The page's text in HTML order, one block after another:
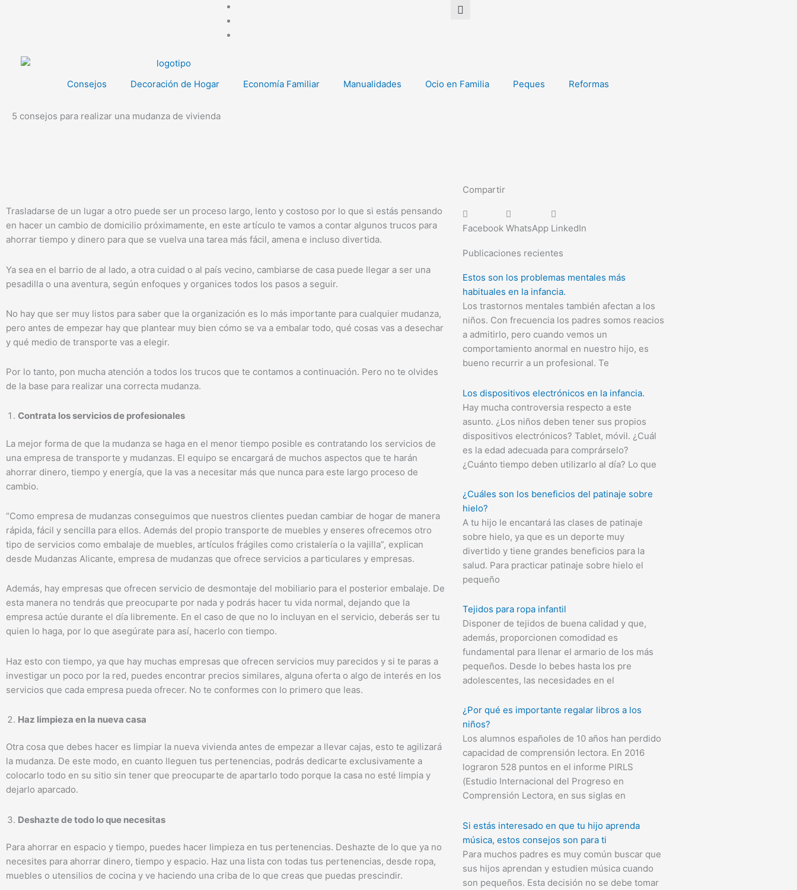
Consejos Decoración de Hogar Economía Familiar Manualidades Ocio en Familia Peques Reformas
5 consejos para realizar una mudanza de vivienda
Trasladarse de un lugar a otro puede ser un proceso largo, lento y costoso por lo que si estás pensando
en hacer un cambio de domicilio próximamente, en este artículo te vamos a contar algunos trucos para
ahorrar tiempo y dinero para que se vuelva una tarea más fácil, amena e incluso divertida.
Ya sea en el barrio de al lado, a otra cuidad o al país vecino, cambiarse de casa puede llegar a ser una
pesadilla o una aventura, según enfoques y organices todos los pasos a seguir.
No hay que ser muy listos para saber que la organización es lo más importante para cualquier mudanza,
pero antes de empezar hay que plantear muy bien cómo se va a embalar todo, qué cosas vas a desechar
y qué medio de transporte vas a elegir.
Por lo tanto, pon mucha atención a todos los trucos que te contamos a continuación. Pero no te olvides
de la base para realizar una correcta mudanza.
Contrata los servicios de profesionales
La mejor forma de que la mudanza se haga en el menor tiempo posible es contratando los servicios de
una empresa de transporte y mudanzas. El equipo se encargará de muchos aspectos que te harán
ahorrar dinero, tiempo y energía, que la vas a necesitar más que nunca para este largo proceso de
cambio.
“Como empresa de mudanzas conseguimos que nuestros clientes puedan cambiar de hogar de manera
rápida, fácil y sencilla para ellos. Además del propio transporte de muebles y enseres ofrecemos otro
tipo de servicios como embalaje de muebles, artículos frágiles como cristalería o la vajilla”, explican
desde Mudanzas Alicante, empresa de mudanzas que ofrece servicios a particulares y empresas.
Además, hay empresas que ofrecen servicio de desmontaje del mobiliario para el posterior embalaje. De
esta manera no tendrás que preocuparte por nada y podrás hacer tu vida normal, dejando que la
empresa actúe durante el día libremente. En el caso de que no lo incluyan en el servicio, deberás ser tu
quien lo haga, por lo que asegúrate para así, hacerlo con tiempo.
Haz esto con tiempo, ya que hay muchas empresas que ofrecen servicios muy parecidos y si te paras a
investigar un poco por la red, puedes encontrar precios similares, alguna oferta o algo de interés en los
servicios que cada empresa pueda ofrecer. No te conformes con lo primero que leas.
Haz limpieza en la nueva casa
Otra cosa que debes hacer es limpiar la nueva vivienda antes de empezar a llevar cajas, esto te agilizará
la mudanza. De este modo, en cuanto lleguen tus pertenencias, podrás dedicarte exclusivamente a
colocarlo todo en su sitio sin tener que preocuparte de apartarlo todo porque la casa no esté limpia y
dejarlo aparcado.
Deshazte de todo lo que necesitas
Para ahorrar en espacio y tiempo, puedes hacer limpieza en tus pertenencias. Deshazte de lo que ya no
necesites para ahorrar dinero, tiempo y espacio. Haz una lista con todas tus pertenencias, desde ropa,
muebles o utensilios de cocina y ve haciendo una criba de lo que creas que puedas prescindir.
Compartir
Facebook WhatsApp LinkedIn
Publicaciones recientes
Estos son los problemas mentales más
habituales en la infancia.
Los trastornos mentales también afectan a los
niños. Con frecuencia los padres somos reacios
a admitirlo, pero cuando vemos un
comportamiento anormal en nuestro hijo, es
bueno recurrir a un profesional. Te
Los dispositivos electrónicos en la infancia.
Hay mucha controversia respecto a este
asunto. ¿Los niños deben tener sus propios
dispositivos electrónicos? Tablet, móvil. ¿Cuál
es la edad adecuada para comprárselo?
¿Cuánto tiempo deben utilizarlo al día? Lo que
¿Cuáles son los beneficios del patinaje sobre
hielo?
A tu hijo le encantará las clases de patinaje
sobre hielo, ya que es un deporte muy
divertido y tiene grandes beneficios para la
salud. Para practicar patinaje sobre hielo el
pequeño
Tejidos para ropa infantil
Disponer de tejidos de buena calidad y que,
además, proporcionen comodidad es
fundamental para llenar el armario de los más
pequeños. Desde lo bebes hasta los pre
adolescentes, las necesidades en el
¿Por qué es importante regalar libros a los
niños?
Los alumnos españoles de 10 años han perdido
capacidad de comprensión lectora. En 2016
lograron 528 puntos en el informe PIRLS
(Estudio Internacional del Progreso en
Comprensión Lectora, en sus siglas en
Si estás interesado en que tu hijo aprenda
música, estos consejos son para ti
Para muchos padres es muy común buscar que
sus hijos aprendan y estudien música cuando
son pequeños. Esta decisión no se debe tomar